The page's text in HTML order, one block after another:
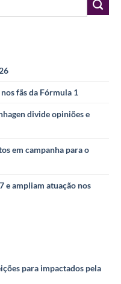
fãs da Fórmula 1
divide opiniões e
em campanha para o
e ampliam atuação nos
para impactados pela